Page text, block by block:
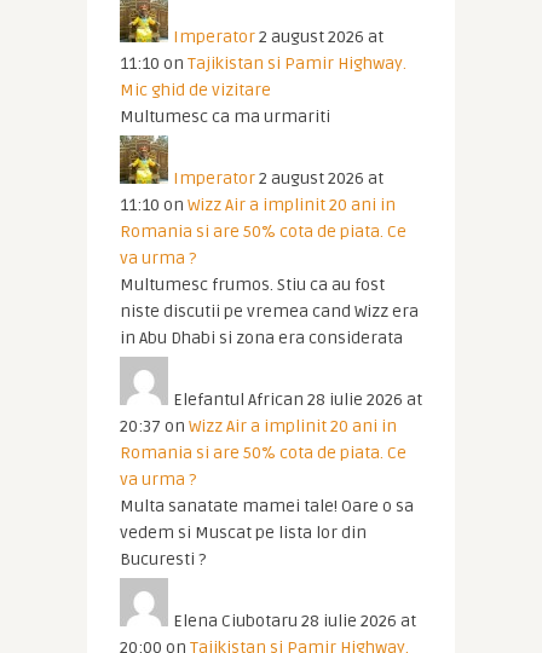
Imperator2 august 2026 at
11:10 on Tajikistan si Pamir Highway.
Mic ghid de vizitare
Multumesc ca ma urmariti
Imperator2 august 2026 at
11:10 on Wizz Air a implinit 20 ani in
Romania si are 50% cota de piata. Ce
va urma ?
Multumesc frumos. Stiu ca au fost
niste discutii pe vremea cand Wizz era
in Abu Dhabi si zona era considerata
Elefantul African 28 iulie 2026 at
20:37 on Wizz Air a implinit 20 ani in
Romania si are 50% cota de piata. Ce
va urma ?
Multa sanatate mamei tale! Oare o sa
vedem si Muscat pe lista lor din
Bucuresti ?
Elena Ciubotaru 28 iulie 2026 at
20:00 on Tajikistan si Pamir Highway.